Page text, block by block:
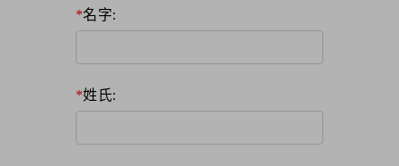
名字:
姓氏: